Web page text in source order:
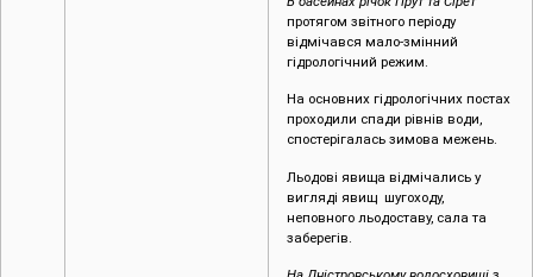
протягом звітного періоду
відмічався мало-змінний
гідрологічний режим.
На основних гідрологічних постах
проходили спади рівнів води,
спостерігалась зимова межень.
Льодові явища відмічались у
вигляді явищ шугоходу,
неповного льодоставу, сала та
заберегів.